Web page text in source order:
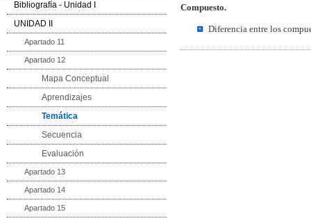
Bibliografía - Unidad I
UNIDAD II
Apartado 11
Apartado 12
Mapa Conceptual
Aprendizajes
Temática
Secuencia
Evaluación
Apartado 13
Apartado 14
Apartado 15
Compuesto.
Diferencia entre los